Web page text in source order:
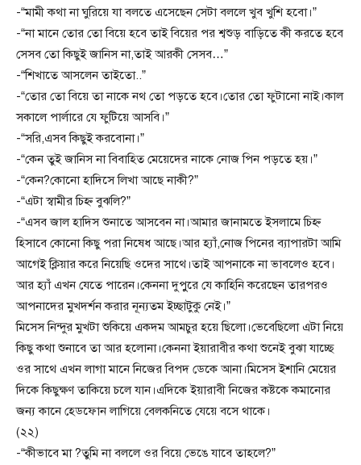
-“মামী কথা না ঘুরিয়ে যা বলতে এসেছেন সেটা বললে খুব খুশি হবো।”
-“না মানে তোর তো বিয়ে হবে তাই বিয়ের পর শ্বশুড় বাড়িতে কী করতে হবে
সেসব তো কিছুই জানিস না,তাই আরকী সেসব…”
-“শিখাতে আসলেন তাইতো..”
-“তোর তো বিয়ে তা নাকে নথ তো পড়তে হবে।তোর তো ফুটানো নাই।কাল
সকালে পার্লারে যে ফুটিয়ে আসবি।”
-“সরি,এসব কিছুই করবোনা।”
-“কেন তুই জানিস না বিবাহিত মেয়েদের নাকে নোজ পিন পড়তে হয়।”
-“কেন?কোনো হাদিসে লিখা আছে নাকী?”
-“এটা স্বামীর চিহ্ন বুঝলি?”
-“এসব জাল হাদিস শুনাতে আসবেন না।আমার জানামতে ইসলামে চিহ্ন
হিসাবে কোনো কিছু পরা নিষেধ আছে।আর হ্যাঁ,নোজ পিনের ব্যাপারটা আমি
আগেই ক্লিয়ার করে নিয়েছি ওদের সাথে।তাই আপনাকে না ভাবলেও হবে।
আর হ্যাঁ এখন যেতে পারেন।কেননা দুপুুরে যে কাহিনি করেছেন তারপরও
আপনাদের মুখদর্শন করার নূন্যতম ইচ্ছাটুকু নেই।”
মিসেস নিন্দুর মুখটা শুকিয়ে একদম আমচুর হয়ে ছিলো।ভেবেছিলো এটা নিয়ে
কিছু কথা শুনাবে তা আর হলোনা।কেননা ইয়ারাবীর কথা শুনেই বুঝা যাচ্ছে
ওর সাথে এখন লাগা মানে নিজের বিপদ ডেকে আনা।মিসেস ইশানি মেয়ের
দিকে কিছুক্ষণ তাকিয়ে চলে যান।এদিকে ইয়ারাবী নিজের কষ্টকে কমানোর
জন্য কানে হেডফোন লাগিয়ে বেলকনিতে যেয়ে বসে থাকে।
(২২)
-“কীভাবে মা ?তুমি না বললে ওর বিয়ে ভেঙে যাবে তাহলে?”